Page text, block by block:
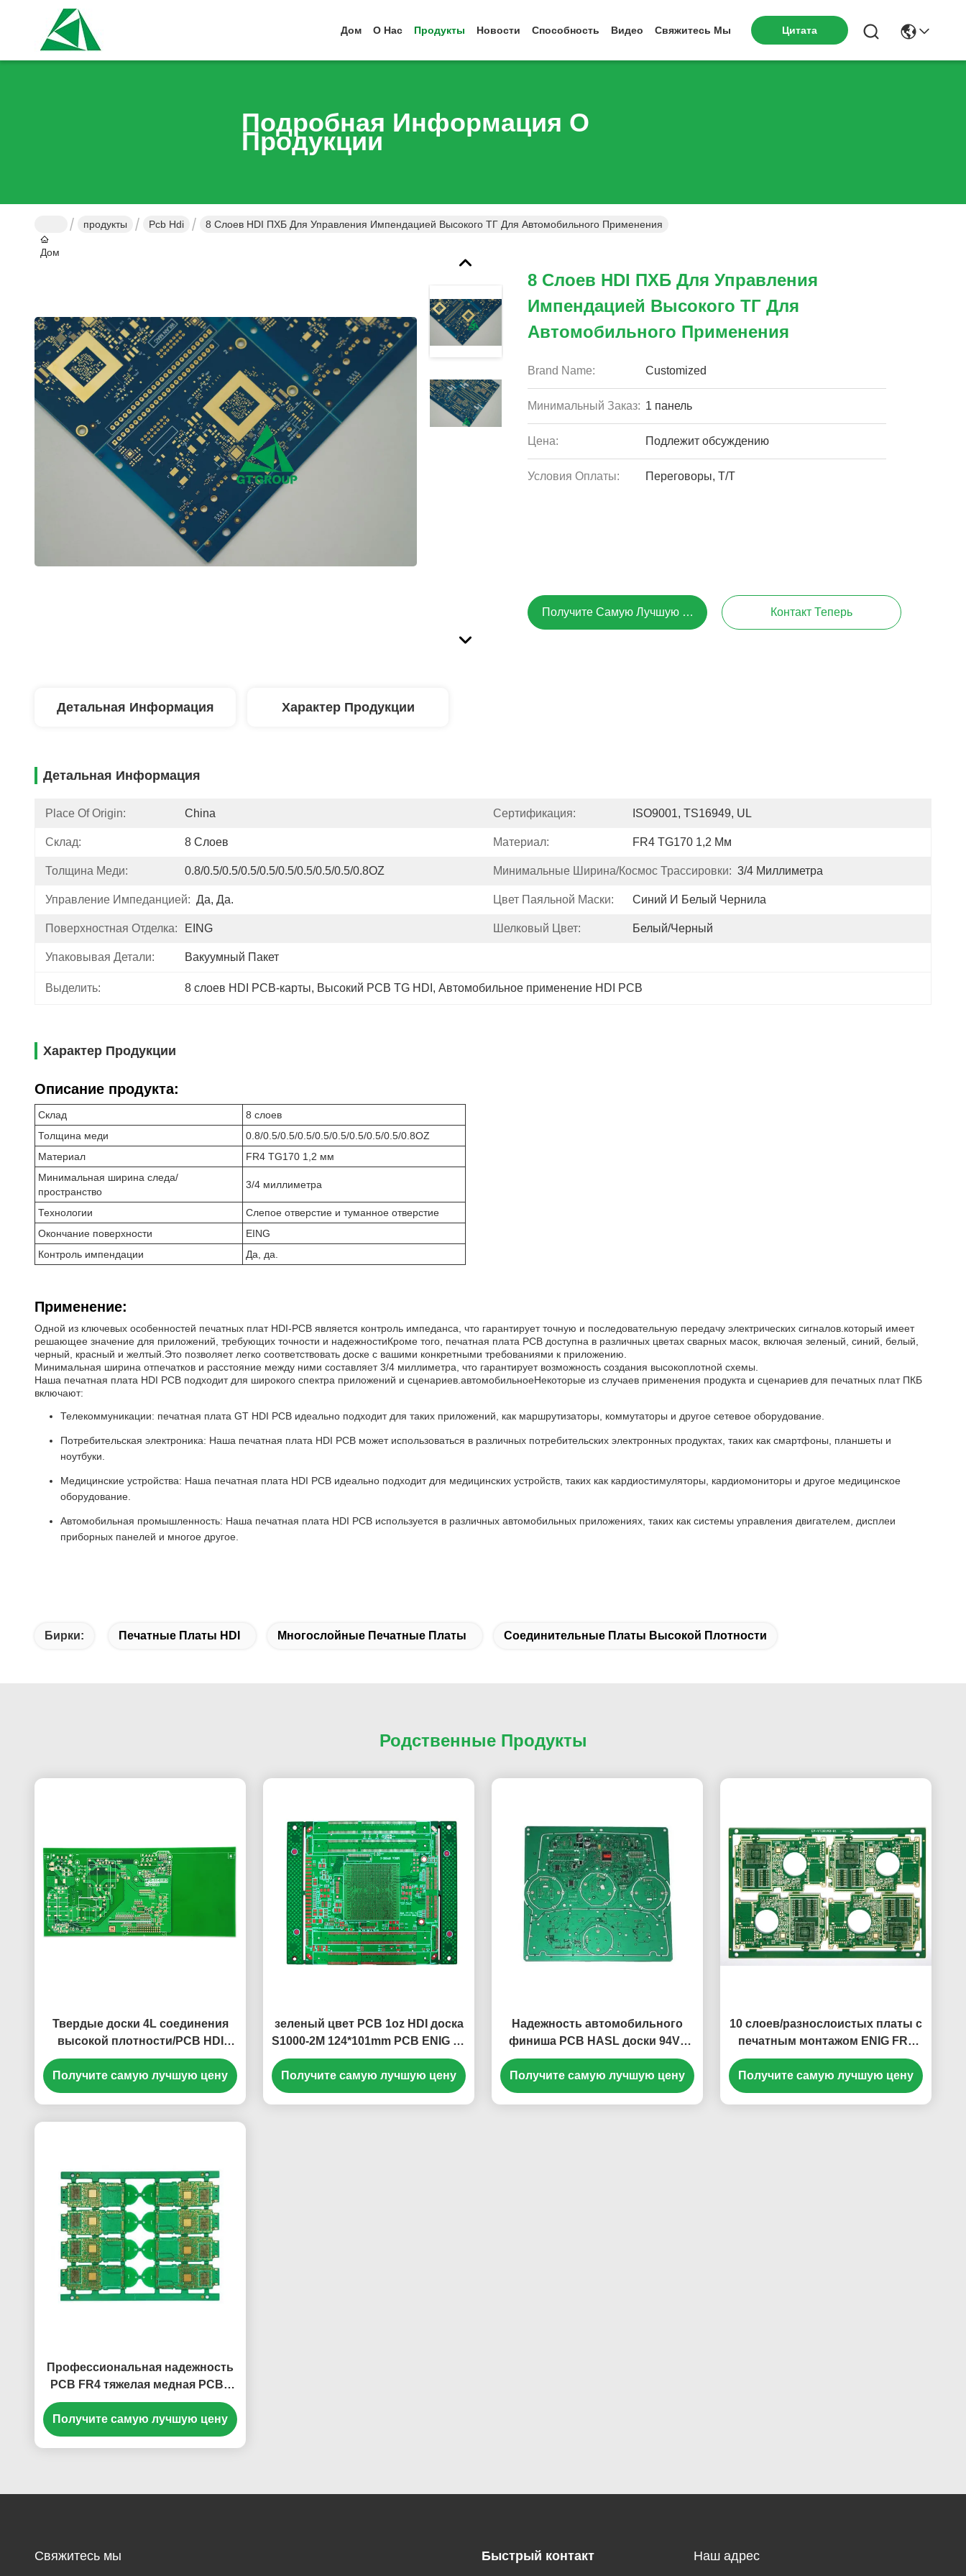
Дом О Нас Продукты Новости Способность Видео Свяжитесь Мы Цитата
Подробная Информация О
Продукции
Дом
продукты Pcb Hdi 8 Слоев HDI ПХБ Для Управления Импендацией Высокого ТГ Для Автомобильного Применения
8 Слоев HDI ПХБ Для Управления
Импендацией Высокого ТГ Для
Автомобильного Применения
Brand Name: Customized
Минимальный Заказ: 1 панель
Цена: Подлежит обсуждению
Условия Оплаты: Переговоры, T/T
Получите Самую Лучшую Цену Контакт Теперь
Детальная Информация Характер Продукции
Детальная Информация
Place Of Origin: China Сертификация: ISO9001, TS16949, UL
Склад: 8 Слоев Материал: FR4 TG170 1,2 Мм
Толщина Меди: 0.8/0.5/0.5/0.5/0.5/0.5/0.5/0.5/0.5/0.8OZ Минимальные Ширина/космос Трассировки: 3/4 Миллиметра
Управление Импеданцией: Да, Да. Цвет Паяльной Маски: Синий И Белый Чернила
Поверхностная Отделка: EING Шелковый Цвет: Белый/черный
Упаковывая Детали: Вакуумный Пакет
Выделить: 8 слоев HDI PCB-карты, Высокий PCB TG HDI , Автомобильное применение HDI PCB
Характер Продукции
Описание продукта:
Склад
8 слоев
Толщина меди
0.8/0.5/0.5/0.5/0.5/0.5/0.5/0.5/0.5/0.8OZ
Материал
FR4 TG170 1,2 мм
Минимальная ширина следа/
пространство
3/4 миллиметра
Технологии
Слепое отверстие и туманное отверстие
Окончание поверхности
EING
Контроль импендации
Да, да.
Применение:
Одной из ключевых особенностей печатных плат HDI-PCB является контроль импеданса, что гарантирует точную и последовательную передачу электрических сигналов.который имеет
решающее значение для приложений, требующих точности и надежностиКроме того, печатная плата PCB доступна в различных цветах сварных масок, включая зеленый, синий, белый,
черный, красный и желтый.Это позволяет легко соответствовать доске с вашими конкретными требованиями к приложению.
Минимальная ширина отпечатков и расстояние между ними составляет 3/4 миллиметра, что гарантирует возможность создания высокоплотной схемы.
Наша печатная плата HDI PCB подходит для широкого спектра приложений и сценариев.автомобильноеНекоторые из случаев применения продукта и сценариев для печатных плат ПКБ
включают:
Телекоммуникации: печатная плата GT HDI PCB идеально подходит для таких приложений, как маршрутизаторы, коммутаторы и другое сетевое оборудование.
Потребительская электроника: Наша печатная плата HDI PCB может использоваться в различных потребительских электронных продуктах, таких как смартфоны, планшеты и
ноутбуки.
Медицинские устройства: Наша печатная плата HDI PCB идеально подходит для медицинских устройств, таких как кардиостимуляторы, кардиомониторы и другое медицинское
оборудование.
Автомобильная промышленность: Наша печатная плата HDI PCB используется в различных автомобильных приложениях, таких как системы управления двигателем, дисплеи
приборных панелей и многое другое.
Бирки: Печатные Платы HDI Многослойные Печатные Платы Соединительные Платы Высокой Плотности
Родственные Продукты
Твердые доски 4L соединения
высокой плотности/PCB HDI
разнослоистый
Получите самую лучшую цену
зеленый цвет PCB 1oz HDI доска
S1000-2M 124*101mm PCB ENIG 16
слоев
Получите самую лучшую цену
Надежность автомобильного
финиша PCB HASL доски 94V0
PCB HDI высокая
Получите самую лучшую цену
10 слоев/разнослоистых платы с
печатным монтажом ENIG FR4
EM825 HDI
Получите самую лучшую цену
Профессиональная надежность
PCB FR4 тяжелая медная PCBs
OEM HDI высокая
Получите самую лучшую цену
Свяжитесь мы Быстрый контакт Наш адрес